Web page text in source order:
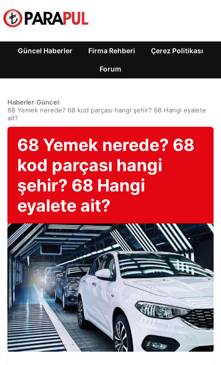
Güncel Haberler Firma Rehberi Çerez Politikası
Forum
Haberler›Güncel›
68 Yemek nerede? 68 kod parçası hangi şehir? 68 Hangi eyalete
ait?
68 Yemek nerede? 68
kod parçası hangi
şehir? 68 Hangi
eyalete ait?